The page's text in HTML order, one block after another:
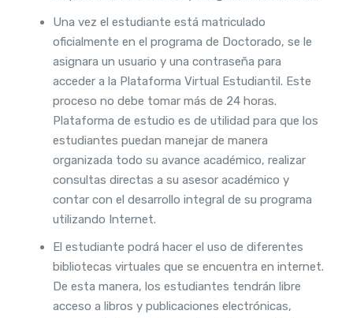
Una vez el estudiante está matriculado
oficialmente en el programa de Doctorado, se le
asignara un usuario y una contraseña para
acceder a la Plataforma Virtual Estudiantil. Este
proceso no debe tomar más de 24 horas.
Plataforma de estudio es de utilidad para que los
estudiantes puedan manejar de manera
organizada todo su avance académico, realizar
consultas directas a su asesor académico y
contar con el desarrollo integral de su programa
utilizando Internet.
El estudiante podrá hacer el uso de diferentes
bibliotecas virtuales que se encuentra en internet.
De esta manera, los estudiantes tendrán libre
acceso a libros y publicaciones electrónicas,